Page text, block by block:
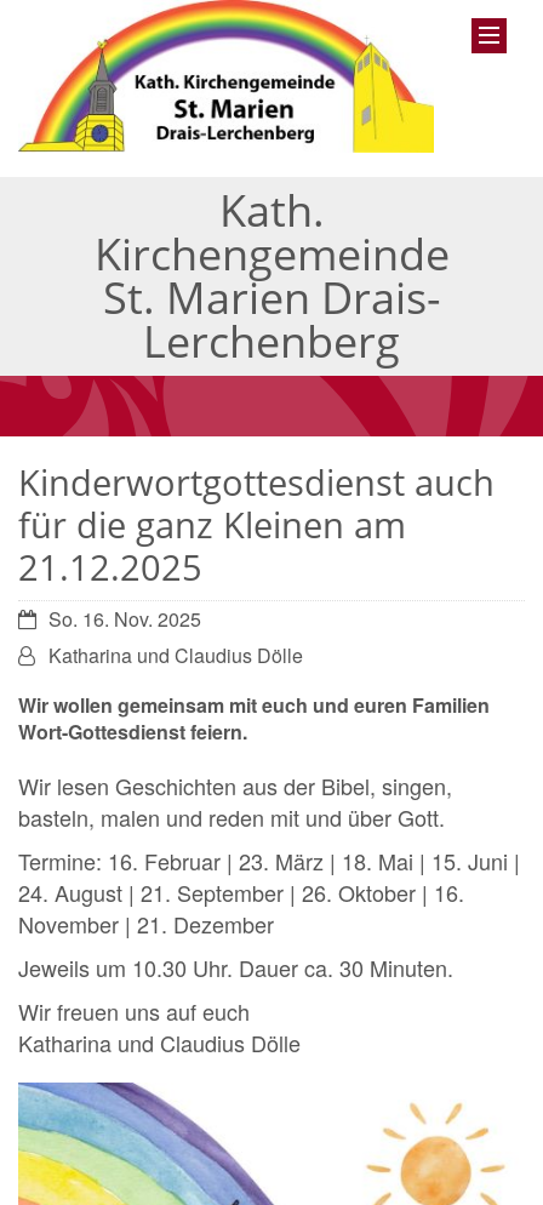
Kath.
Kirchengemeinde
St. Marien Drais-
Lerchenberg
Kinderwortgottesdienst auch
für die ganz Kleinen am
21.12.2025
Datum:So. 16. Nov. 2025
Von:Katharina und Claudius Dölle
Wir wollen gemeinsam mit euch und euren Familien
Wort-Gottesdienst feiern.
Wir lesen Geschichten aus der Bibel, singen,
basteln, malen und reden mit und über Gott.
Termine: 16. Februar | 23. März | 18. Mai | 15. Juni |
24. August | 21. September | 26. Oktober | 16.
November | 21. Dezember
Jeweils um 10.30 Uhr. Dauer ca. 30 Minuten.
Wir freuen uns auf euch
Katharina und Claudius Dölle